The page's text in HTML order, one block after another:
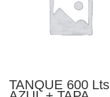
TANQUE 600 Lts